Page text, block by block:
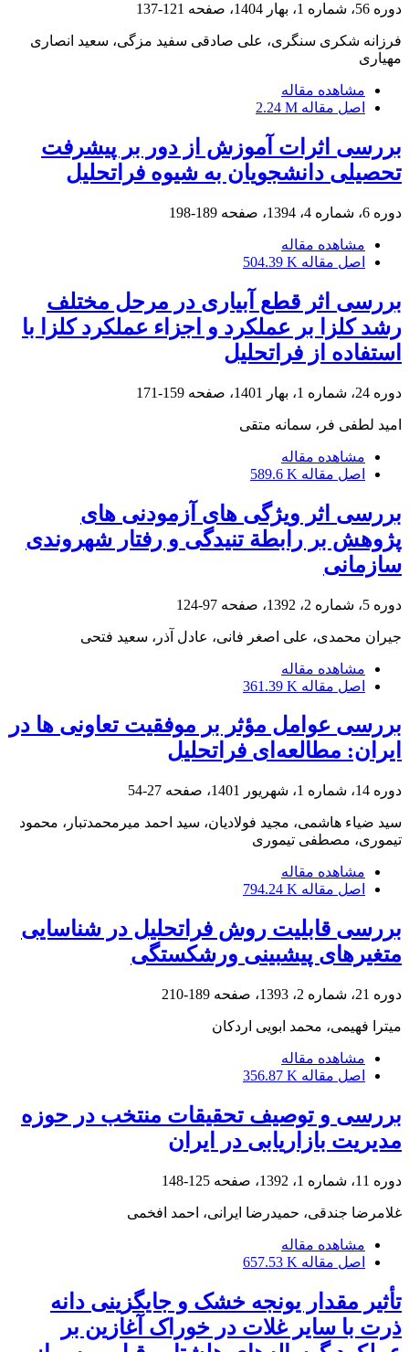
دوره 56، شماره 1، بهار 1404، صفحه 121-137
فرزانه شکری سنگری، علی صادقی سفید مزگی، سعید انصاری
مهیاری
مشاهده مقاله
اصل مقاله 2.24 M
بررسی اثرات آموزش از دور بر پیشرفت
تحصیلی دانشجویان به شیوه فراتحلیل
دوره 6، شماره 4، 1394، صفحه 189-198
مشاهده مقاله
اصل مقاله 504.39 K
بررسی اثر قطع آبیاری در مرحل مختلف
رشد کلزا بر عملکرد و اجزاء عملکرد کلزا با
استفاده از فراتحلیل
دوره 24، شماره 1، بهار 1401، صفحه 159-171
امید لطفی فر، سمانه متقی
مشاهده مقاله
اصل مقاله 589.6 K
بررسی اثر ویژگی های آزمودنی های
پژوهش بر رابطة تنیدگی و رفتار شهروندی
سازمانی
دوره 5، شماره 2، 1392، صفحه 97-124
جیران محمدی، علی اصغر فانی، عادل آذر، سعید فتحی
مشاهده مقاله
اصل مقاله 361.39 K
بررسی عوامل مؤثر بر موفقیت تعاونی ها در
ایران: مطالعه‌ای فراتحلیل
دوره 14، شماره 1، شهریور 1401، صفحه 27-54
سید ضیاء هاشمی، مجید فولادیان، سید احمد میرمحمدتبار، محمود
تیموری، مصطفی تیموری
مشاهده مقاله
اصل مقاله 794.24 K
بررسی قابلیت روش فراتحلیل در شناسایی
متغیرهای پیش‎بینی ورشکستگی
دوره 21، شماره 2، 1393، صفحه 189-210
میترا فهیمی، محمد ابویی اردکان
مشاهده مقاله
اصل مقاله 356.87 K
بررسی و توصیف تحقیقات منتخب در حوزه
مدیریت بازاریابی در ایران
دوره 11، شماره 1، 1392، صفحه 125-148
غلامرضا جندقی، حمیدرضا ایرانی، احمد افخمی
مشاهده مقاله
اصل مقاله 657.53 K
تأثیر مقدار یونجه خشک و جایگزینی دانه
ذرت با سایر غلات در خوراک آغازین بر